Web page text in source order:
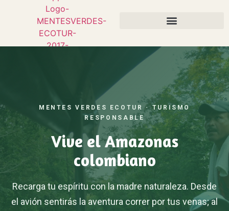
MENTES VERDES ECOTUR · TURISMO
RESPONSABLE
Vive el Amazonas
colombiano
Recarga tu espíritu con la madre naturaleza. Desde
el avión sentirás la aventura correr por tus venas; al